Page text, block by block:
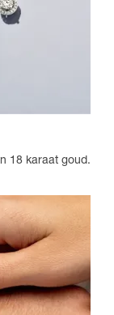
18 karaat goud.